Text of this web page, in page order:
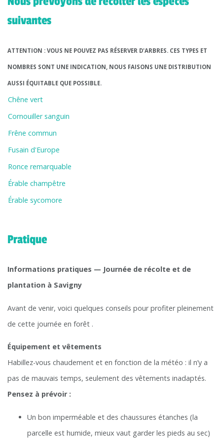
suivantes
ATTENTION : VOUS NE POUVEZ PAS RÉSERVER D'ARBRES. CES TYPES ET
NOMBRES SONT UNE INDICATION, NOUS FAISONS UNE DISTRIBUTION
AUSSI ÉQUITABLE QUE POSSIBLE.
Chêne vert
Cornouiller sanguin
Frêne commun
Fusain d'Europe
Ronce remarquable
Érable champêtre
Érable sycomore
Pratique
Informations pratiques — Journée de récolte et de
plantation à Savigny
Avant de venir, voici quelques conseils pour profiter pleinement
de cette journée en forêt .
Équipement et vêtements
Habillez-vous chaudement et en fonction de la météo : il n’y a
pas de mauvais temps, seulement des vêtements inadaptés.
Pensez à prévoir :
Un bon imperméable et des chaussures étanches (la
parcelle est humide, mieux vaut garder les pieds au sec)